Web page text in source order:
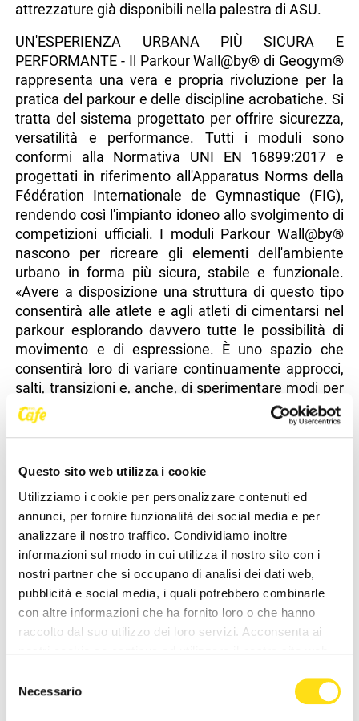
Questo sito web utilizza i cookie
Utilizziamo i cookie per personalizzare contenuti ed
annunci, per fornire funzionalità dei social media e per
analizzare il nostro traffico. Condividiamo inoltre
informazioni sul modo in cui utilizza il nostro sito con i
nostri partner che si occupano di analisi dei dati web,
pubblicità e social media, i quali potrebbero combinarle
con altre informazioni che ha fornito loro o che hanno
raccolto dal suo utilizzo dei loro servizi. Acconsenta ai
delNecessario
attrezzature già disponibili nella palestra di ASU.
UN'ESPERIENZA URBANA PIÙ SICURA E
PERFORMANTE - Il Parkour Wall@by® di Geogym®
rappresenta una vera e propria rivoluzione per la
pratica del parkour e delle discipline acrobatiche. Si
tratta del sistema progettato per offrire sicurezza,
versatilità e performance. Tutti i moduli sono
conformi alla Normativa UNI EN 16899:2017 e
progettati in riferimento all'Apparatus Norms della
Fédération Internationale de Gymnastique (FIG),
rendendo così l'impianto idoneo allo svolgimento di
competizioni ufficiali. I moduli Parkour Wall@by®
nascono per ricreare gli elementi dell'ambiente
urbano in forma più sicura, stabile e funzionale.
«Avere a disposizione una struttura di questo tipo
consentirà alle atlete e agli atleti di cimentarsi nel
parkour esplorando davvero tutte le possibilità di
movimento e di espressione. È uno spazio che
consentirà loro di variare continuamente approcci,
salti, transizioni e, anche, di sperimentare modi per
collegare i gesti tra loro. Potranno costruire con
facilità, all'aria aperta, sequenze dalla più semplice,
sicurezza, stimolando creatività e voglia di
parkour dell'ASU.
NEWS DELLA STESSA CATEGORIA